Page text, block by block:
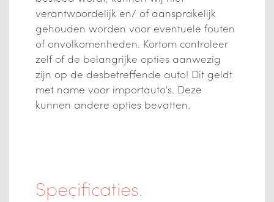
verantwoordelijk en/ of aansprakelijk
gehouden worden voor eventuele fouten
of onvolkomenheden. Kortom controleer
zelf of de belangrijke opties aanwezig
zijn op de desbetreffende auto! Dit geldt
met name voor importauto's. Deze
kunnen andere opties bevatten.
Specificaties.